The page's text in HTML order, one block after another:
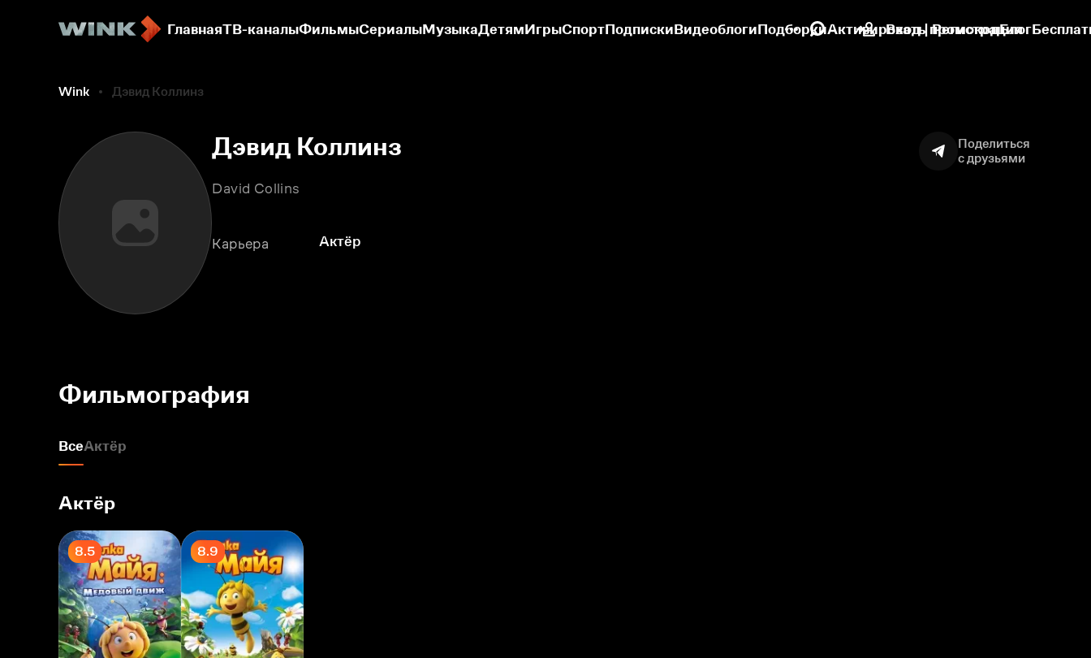
ГлавнаяТВ-каналыФильмыСериалыМузыкаДетямИгрыСпортПодпискиВидеоблогиПодборкиАктивировать промокодБлог
Вход | Регистрация
Wink Дэвид Коллинз
Дэвид Коллинз
David Collins
Поделиться
с друзьями
Карьера Актёр
Фильмография
ВсеАктёр
Актёр
8.5 8.9